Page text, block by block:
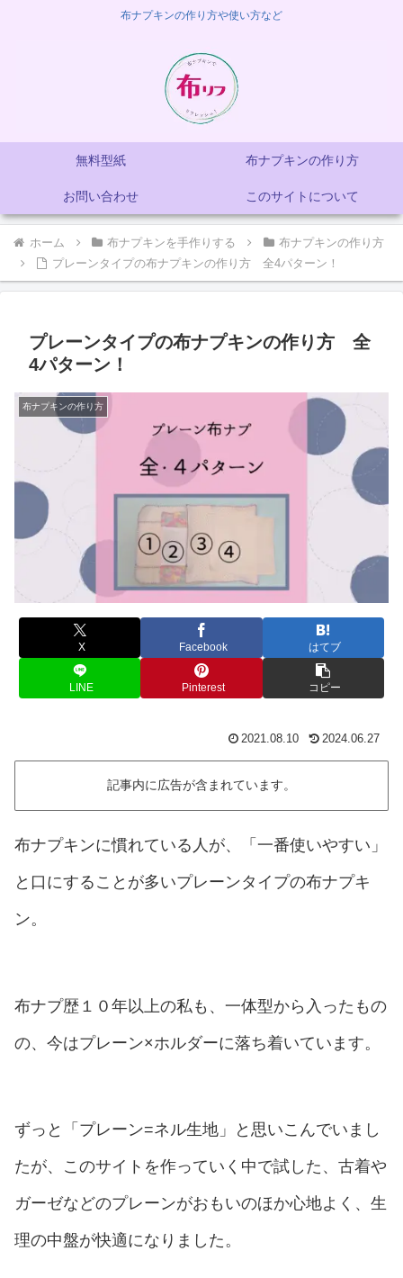
布ナプキンの作り方や使い方など
無料型紙 布ナプキンの作り方
お問い合わせ このサイトについて
ホーム 布ナプキンを手作りする
布ナプキンの作り方
プレーンタイプの布ナプキンの作り方 全4パターン！
プレーンタイプの布ナプキンの作り方 全
4パターン！
布ナプキンの作り方
X Facebook はてブ
LINE Pinterest コピー
2021.08.10 2024.06.27
記事内に広告が含まれています。
布ナプキンに慣れている人が、「一番使いやすい」
と口にすることが多いプレーンタイプの布ナプキ
ン。
布ナプ歴１０年以上の私も、一体型から入ったもの
の、今はプレーン×ホルダーに落ち着いています。
ずっと「プレーン=ネル生地」と思いこんでいまし
たが、このサイトを作っていく中で試した、古着や
ガーゼなどのプレーンがおもいのほか心地よく、生
理の中盤が快適になりました。